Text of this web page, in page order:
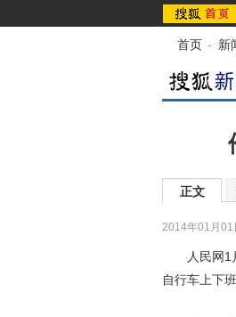
首页 - 新
正文
2014年01月01
人民网1月
自行车上下